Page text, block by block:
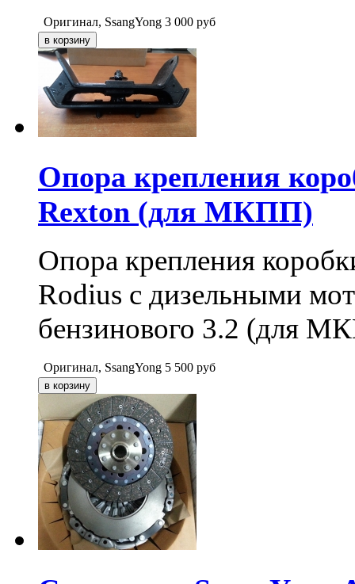
Оригинал, SsangYong 3 000 руб
Опора крепления
Rexton (для МКПП)
Опора крепления
Rodius с дизельными
бензинового 3.2 (для
Оригинал, SsangYong 5 500 руб